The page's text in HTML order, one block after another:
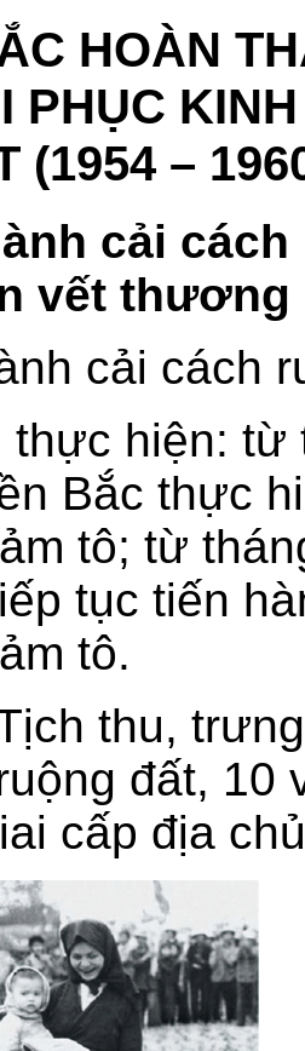
HOÀN
PHỤC
(1954 –
cải
vết thương
cải cách
thực hiện: từ
Bắc thực
tô; từ
tục tiến
tô.
thu,
đất, 10
cấp địa